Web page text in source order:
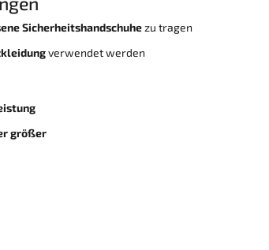
Sicherheitshandschuhezu tragen
verwendet werden
größer